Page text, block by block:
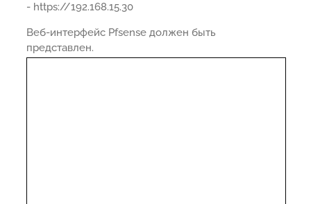
- https://192.168.15.30
Веб-интерфейс Pfsense должен быть
представлен.